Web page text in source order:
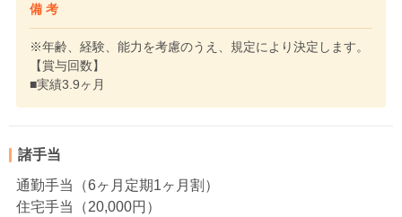
備 考
※年齢、経験、能力を考慮のうえ、規定により決定します。
【賞与回数】
■実績3.9ヶ月
諸手当
通勤手当（6ヶ月定期1ヶ月割）
住宅手当（20,000円）